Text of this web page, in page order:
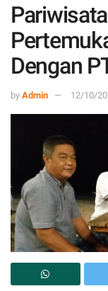
Dengan
by Admin 12/10/